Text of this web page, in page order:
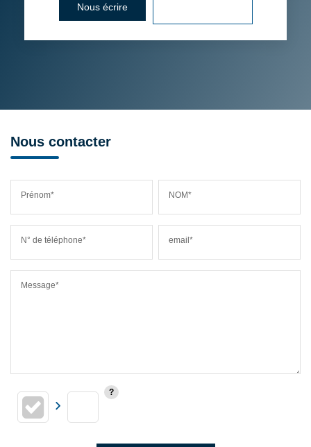
Nous écrire
Nous contacter
Prénom* NOM*
N° de téléphone* email*
Message*